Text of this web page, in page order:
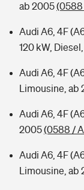
ab 2005(0588
Audi A6, 4F
120 kW,
Audi A6, 4F
Limousine, ab
Audi A6, 4F
2005(0588 /
Audi A6, 4F
Limousine, ab